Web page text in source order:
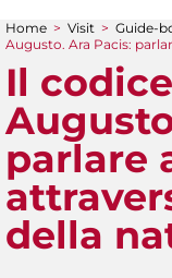
You are
Home > Visit > Guide-
Augusto. Ara Pacis:
Il
parlare
della